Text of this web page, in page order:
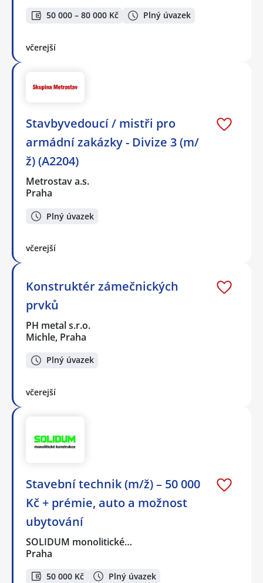
50 000 – 80 000 Kč Plný úvazek
včerejší
Stavbyvedoucí / mistři pro
armádní zakázky - Divize 3 (m/
ž) (A2204)
Metrostav a.s.
Praha
Plný úvazek
včerejší
Konstruktér zámečnických
prvků
PH metal s.r.o.
Michle, Praha
Plný úvazek
včerejší
Stavební technik (m/ž) – 50 000
Kč + prémie, auto a možnost
ubytování
SOLIDUM monolitické…
Praha
50 000 Kč
Plný úvazek